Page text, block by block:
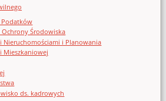
Podatków
Środowiska
Nieruchomościami i Planowania
Mieszkaniowej
ds. kadrowych